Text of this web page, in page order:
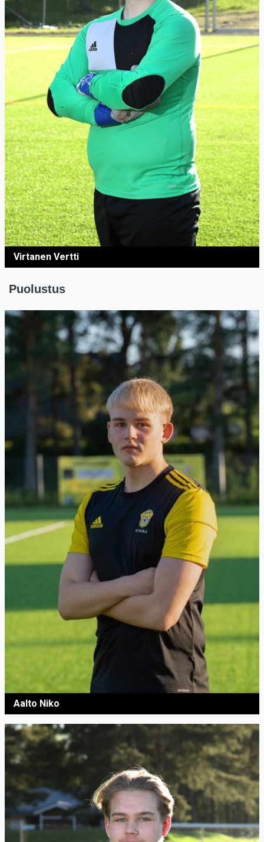
Virtanen Vertti
Puolustus
Aalto Niko